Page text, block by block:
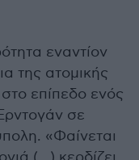
εναντίον
της ατομικής
επίπεδο ενός
σε
«Φαίνεται